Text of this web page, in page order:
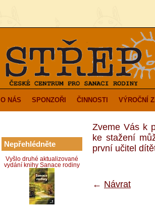
O NÁS SPONZOŘI ČINNOSTI VÝROČNÍ
Nepřehlédněte
Vyšlo druhé aktualizované
vydání knihy Sanace rodiny
Zveme Vás k
ke stažení
první učitel
← Návrat